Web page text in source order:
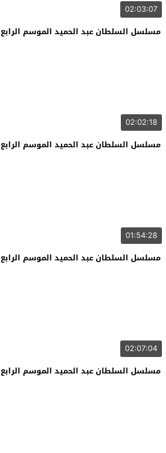
02:03:07
مسلسل السلطان عبد الحميد الموسم الرابع
02:02:18
مسلسل السلطان عبد الحميد الموسم الرابع
01:54:28
مسلسل السلطان عبد الحميد الموسم الرابع
02:07:04
مسلسل السلطان عبد الحميد الموسم الرابع